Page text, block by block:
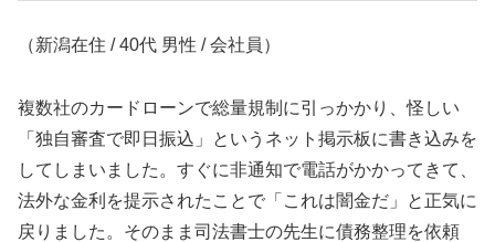
（新潟在住 / 40代 男性 / 会社員）
複数社のカードローンで総量規制に引っかかり、怪しい
「独自審査で即日振込」というネット掲示板に書き込みを
してしまいました。すぐに非通知で電話がかかってきて、
法外な金利を提示されたことで「これは闇金だ」と正気に
戻りました。そのまま司法書士の先生に債務整理を依頼